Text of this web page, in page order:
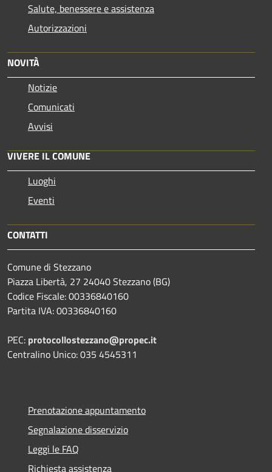
Salute, benessere e assistenza
Autorizzazioni
NOVITÀ
Notizie
Comunicati
Avvisi
VIVERE IL COMUNE
Luoghi
Eventi
CONTATTI
Comune di Stezzano
Piazza Libertà, 27 24040 Stezzano (BG)
Codice Fiscale: 00336840160
Partita IVA: 00336840160
PEC: protocollostezzano@propec.it
Centralino Unico: 035 4545311
Prenotazione appuntamento
Segnalazione disservizio
Leggi le FAQ
Richiesta assistenza